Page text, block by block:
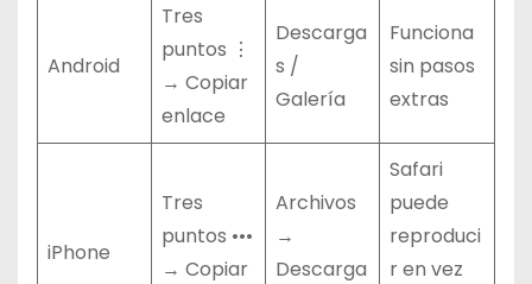
Android
Tres
puntos ⋮
→ Copiar
enlace
Descarga
s /
Galería
Funciona
sin pasos
extras
iPhone
Tres
puntos •••
→ Copiar
Archivos
→
Descarga
Safari
puede
reproduci
r en vez